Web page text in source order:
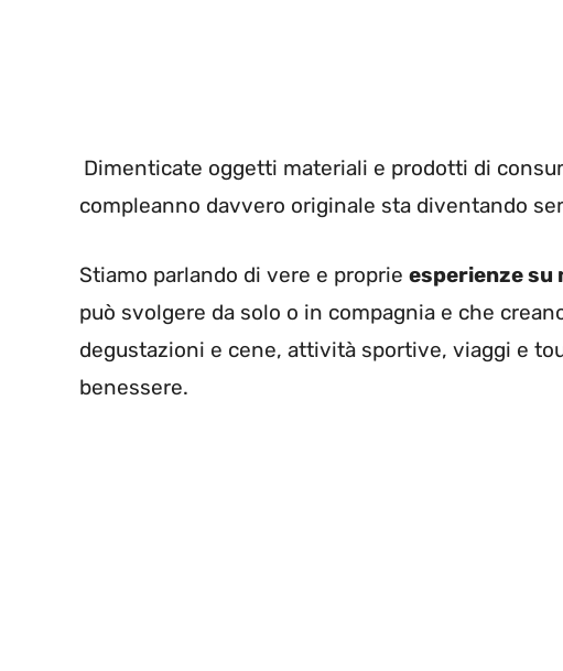
Dimenticate oggetti materiali e prodotti di
compleanno davvero originale sta diventando
Stiamo parlando di vere e proprie esperienze su
può svolgere da solo o in compagnia e che
degustazioni e cene, attività sportive, viaggi e
benessere.